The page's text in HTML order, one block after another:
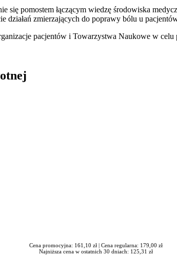
się pomostem łączącym wiedzę środowiska
działań zmierzających do poprawy bólu u
pacjentów i Towarzystwa Naukowe w celu
Radosław Tymiński - otwiera się w nowym oknie
Cena promocyjna: 161,10 zł | Cena regularna: 179,00 zł
Najniższa cena w ostatnich 30 dniach: 125,31 zł